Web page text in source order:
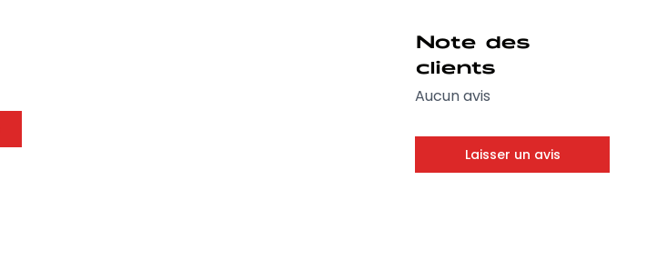
Note des
clients
Aucun avis
Laisser un avis